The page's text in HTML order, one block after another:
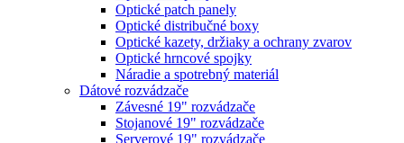
Optické patch panely
Optické distribučné boxy
Optické kazety, držiaky a ochrany zvarov
Optické hrncové spojky
Náradie a spotrebný materiál
Dátové rozvádzače
Závesné 19" rozvádzače
Stojanové 19" rozvádzače
Serverové 19" rozvádzače